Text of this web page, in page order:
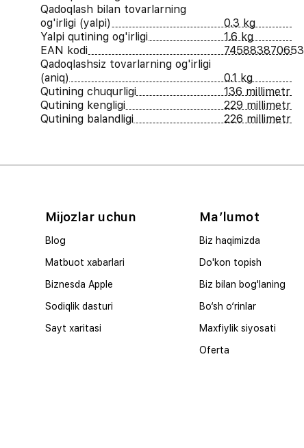
Qadoqlash bilan tovarlarning
og'irligi (yalpi)
0.3 kg
Yalpi qutining og'irligi
1.6 kg
EAN kodi
745883870653
Qadoqlashsiz tovarlarning og'irligi
(aniq)
0.1 kg
Qutining chuqurligi
136 millimetr
Qutining kengligi
229 millimetr
Qutining balandligi
226 millimetr
Mijozlar uchun
Blog
Matbuot xabarlari
Biznesda Apple
Sodiqlik dasturi
Sayt xaritasi
Ma’lumot
Biz haqimizda
Do'kon topish
Biz bilan bog'laning
Bo‘sh o‘rinlar
Maxfiylik siyosati
Oferta